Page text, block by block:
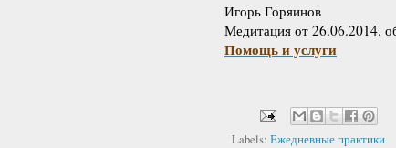
Игорь Горяинов
Медитация от 26.06.2014.
Помощь и услуги
Labels: Ежедневные практики